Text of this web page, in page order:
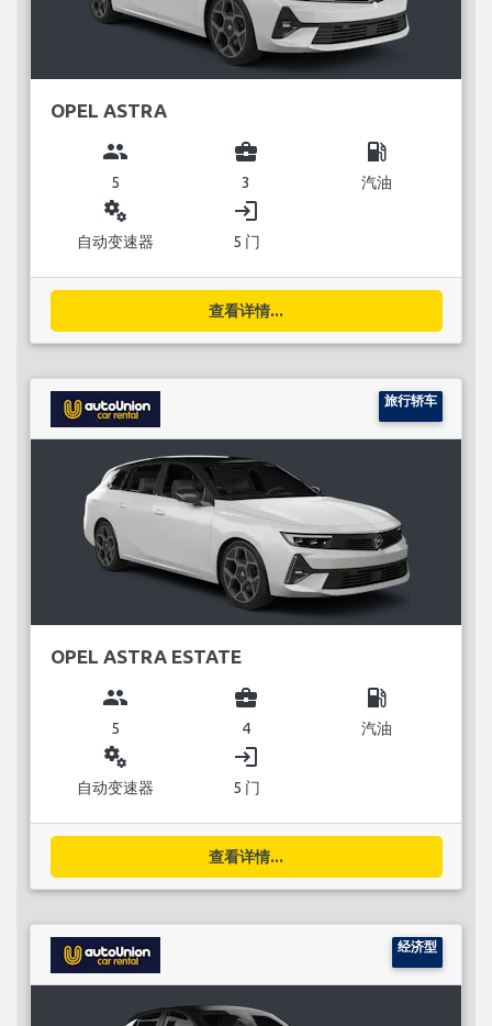
OPEL ASTRA
group
5
business_center
3
local_gas_station
汽油
miscellaneous_services
自动变速器
login
5 门
查看详情...
旅行轿车
OPEL ASTRA ESTATE
group
5
business_center
4
local_gas_station
汽油
miscellaneous_services
自动变速器
login
5 门
查看详情...
经济型